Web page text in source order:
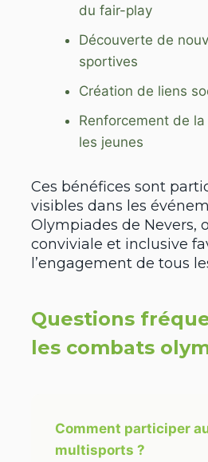
du fair-play
Découverte de
sportives
Création de liens
Renforcement de
les jeunes
Ces bénéfices sont
visibles dans les
Olympiades de Nevers,
conviviale et inclusive
l’engagement de tous
Questions
les combats
Comment participer
multisports ?